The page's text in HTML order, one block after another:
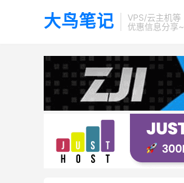
大鸟笔记
VPS/云主机等
优惠信息分享~